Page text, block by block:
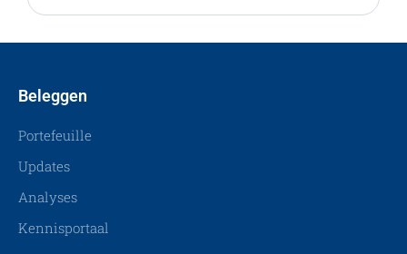
Beleggen
Portefeuille
Updates
Analyses
Kennisportaal